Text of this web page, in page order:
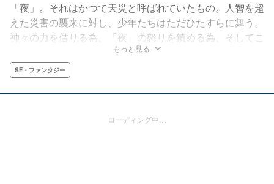
「夜」。それはかつて天災と呼ばれていたもの。人智を超
えた災害の襲来に対し、少年たちはただひたすらに舞う。
神々の力を借りる為、「夜」の怒りを鎮める為、そしてこ
の世界を救う為――。日本の田舎町に住む少年・仭は、
「夜」により故郷を追われた英国軍人・ガオと出会う。自
然に囲まれたのどかな町で、仲間たちと青春を過ごす二
人。しかしそんな彼らの下に、再び「夜」が襲い来
もっと見る
SF・ファンタジー
ローディング中…